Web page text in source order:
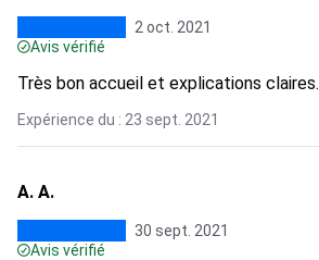
2 oct. 2021
Avis vérifié
Très bon accueil et explications claires.
Expérience du : 23 sept. 2021
A. A.
30 sept. 2021
Avis vérifié